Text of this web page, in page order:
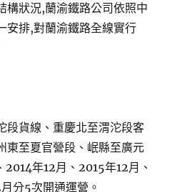
構狀況,蘭渝鐵路公司依照中
安排,對蘭渝鐵路全線實行
段貨線、重慶北至渭沱段客
東至夏官營段、岷縣至廣元
年12月、2015年12月、
分5次開通運營。